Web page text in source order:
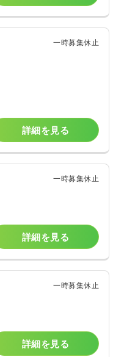
一時募集休止
詳細を見る
一時募集休止
詳細を見る
一時募集休止
詳細を見る